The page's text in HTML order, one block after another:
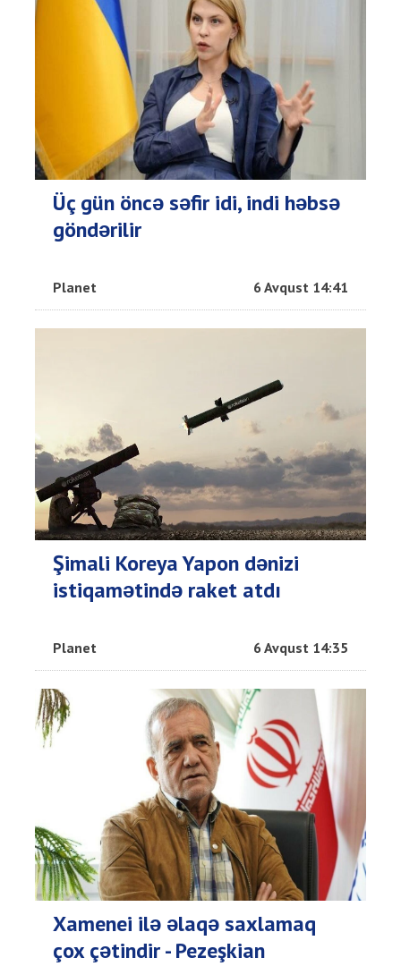
Üç gün öncə səfir idi, indi həbsə
göndərilir
Planet 6 Avqust 14:41
Şimali Koreya Yapon dənizi
istiqamətində raket atdı
Planet 6 Avqust 14:35
Xamenei ilə əlaqə saxlamaq
çox çətindir - Pezeşkian